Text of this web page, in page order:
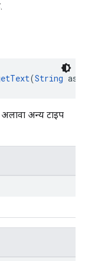
(String
अन्य टाइप